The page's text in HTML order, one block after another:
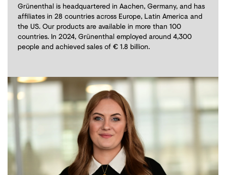
Grünenthal is headquartered in Aachen, Germany, and has
affiliates in 28 countries across Europe, Latin America and
the US. Our products are available in more than 100
countries. In 2024, Grünenthal employed around 4,300
people and achieved sales of € 1.8 billion.